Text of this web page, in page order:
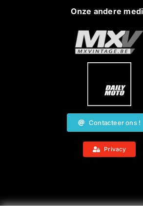
Onze andere
Contacteer ons !
Privacy